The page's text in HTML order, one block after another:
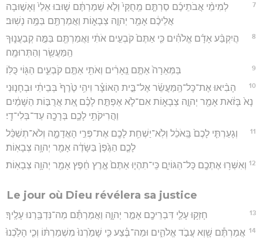
7
לְמִימֵ֨י אֲבֹתֵיכֶ֜ם סַרְתֶּ֤ם מֵֽחֻקַּי֙ וְלֹ֣א שְׁמַרְתֶּ֔ם שׁ֤וּבוּ אֵלַי֙ וְאָשׁ֣וּבָה
אֲלֵיכֶ֔ם אָמַ֖ר יְהוָ֣ה צְבָא֑וֹת וַאֲמַרְתֶּ֖ם בַּמֶּ֥ה נָשֽׁוּב׃
8
הֲיִקְבַּ֨ע אָדָ֜ם אֱלֹהִ֗ים כִּ֤י אַתֶּם֙ קֹבְעִ֣ים אֹתִ֔י וַאֲמַרְתֶּ֖ם בַּמֶּ֣ה קְבַעֲנ֑וּךָ
הַֽמַּעֲשֵׂ֖ר וְהַתְּרוּמָֽה׃
9 בַּמְּאֵרָה֙ אַתֶּ֣ם נֵֽאָרִ֔ים וְאֹתִ֖י אַתֶּ֣ם קֹבְעִ֑ים הַגּ֖וֹי כֻּלּֽוֹ׃
10
הָבִ֨יאוּ אֶת־כָּל־הַֽמַּעֲשֵׂ֜ר אֶל־בֵּ֣ית הָאוֹצָ֗ר וִיהִ֥י טֶ֙רֶף֙ בְּבֵיתִ֔י וּבְחָנ֤וּנִי
נָא֙ בָּזֹ֔את אָמַ֖ר יְהוָ֣ה צְבָא֑וֹת אִם־לֹ֧א אֶפְתַּ֣ח לָכֶ֗ם אֵ֚ת אֲרֻבּ֣וֹת הַשָּׁמַ֔יִם
וַהֲרִיקֹתִ֥י לָכֶ֛ם בְּרָכָ֖ה עַד־בְּלִי־דָֽי׃
11
וְגָעַרְתִּ֤י לָכֶם֙ בָּֽאֹכֵ֔ל וְלֹֽא־יַשְׁחִ֥ת לָכֶ֖ם אֶת־פְּרִ֣י הָאֲדָמָ֑ה וְלֹא־תְשַׁכֵּ֨ל
לָכֶ֤ם הַגֶּ֙פֶן֙ בַּשָּׂדֶ֔ה אָמַ֖ר יְהוָ֥ה צְבָאֽוֹת׃
12 וְאִשְּׁר֥וּ אֶתְכֶ֖ם כָּל־הַגּוֹיִ֑ם כִּֽי־תִהְי֤וּ אַתֶּם֙ אֶ֣רֶץ חֵ֔פֶץ אָמַ֖ר יְהוָ֥ה צְבָאֽוֹת׃
Le jour où Dieu révélera sa justice
13 חָזְק֥וּ עָלַ֛י דִּבְרֵיכֶ֖ם אָמַ֣ר יְהוָ֑ה וַאֲמַרְתֶּ֕ם מַה־נִּדְבַּ֖רְנוּ עָלֶֽיךָ׃
14 אֲמַרְתֶּ֕ם שָׁ֖וְא עֲבֹ֣ד אֱלֹהִ֑ים וּמַה־בֶּ֗צַע כִּ֤י שָׁמַ֙רְנוּ֙ מִשְׁמַרְתּ֔וֹ וְכִ֤י הָלַ֙כְנוּ֙